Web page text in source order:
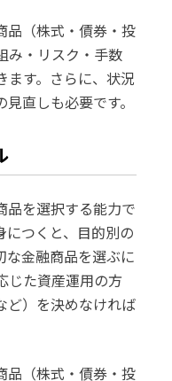
品（株式・債券・投
み・リスク・手数
ます。さらに、状況
直しも必要です。
品を選択する能力で
につくと、目的別の
な金融商品を選ぶに
じた資産運用の方
ど）を決めなければ
品（株式・債券・投